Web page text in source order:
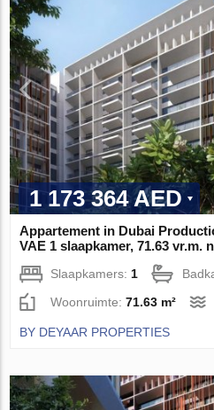
1 173 364 AED
Appartement in Dubai
VAE 1 slaapkamer, 71.63 vr.m.
Slaapkamers: 1
Woonruimte:71.63 m²
BY DEYAAR PROPERTIES